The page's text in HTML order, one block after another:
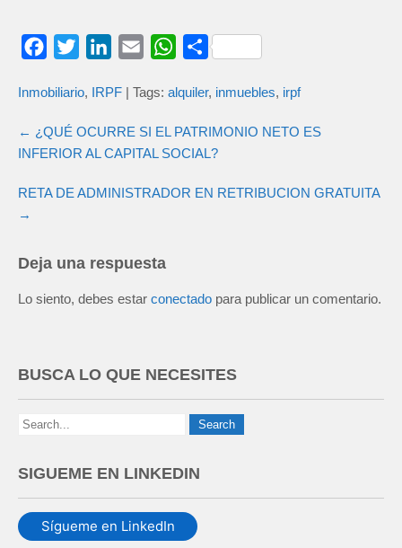
c
b
o
i
t
r
n
e
I
a
l
W
a
s
p
C
m
a
t
Inmobiliario, IRPF | Tags: alquiler, inmuebles, irpf
← ¿QUÉ OCURRE SI EL PATRIMONIO NETO ES
INFERIOR AL CAPITAL SOCIAL?
RETA DE ADMINISTRADOR EN RETRIBUCION GRATUITA
→
Deja una respuesta
Lo siento, debes estar conectado para publicar un comentario.
BUSCA LO QUE NECESITES
SIGUEME EN LINKEDIN
Sígueme en LinkedIn